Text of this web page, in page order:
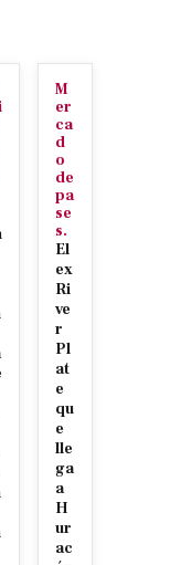
M
er
ca
d
o
de
pa
se
s.
El
ex
Ri
ve
r
Pl
at
e
qu
e
lle
ga
a
H
ur
ac